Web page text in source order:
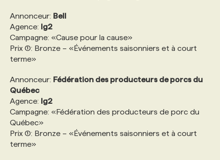
Annonceur: Bell
Agence: lg2
Campagne: «Cause pour la cause»
Prix (1): Bronze – «Événements saisonniers et à court
terme»
Annonceur: Fédération des producteurs de porcs du
Québec
Agence: lg2
Campagne: «Fédération des producteurs de porc du
Québec»
Prix (1): Bronze – «Événements saisonniers et à court
terme»